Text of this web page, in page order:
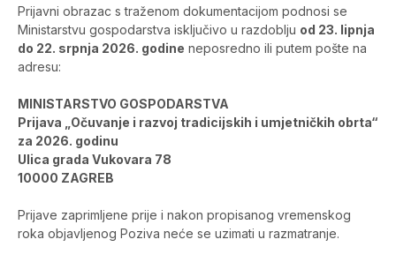
Prijavni obrazac s traženom dokumentacijom podnosi se
Ministarstvu gospodarstva isključivo u razdoblju od 23. lipnja
do 22. srpnja 2026. godine neposredno ili putem pošte na
adresu:
MINISTARSTVO GOSPODARSTVA
Prijava „Očuvanje i razvoj tradicijskih i umjetničkih obrta“
za 2026. godinu
Ulica grada Vukovara 78
10000 ZAGREB
Prijave zaprimljene prije i nakon propisanog vremenskog
roka objavljenog Poziva neće se uzimati u razmatranje.